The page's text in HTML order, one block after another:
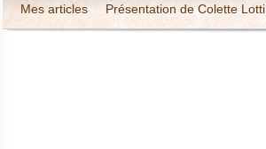
Mes articles Présentation de Colette Lotti